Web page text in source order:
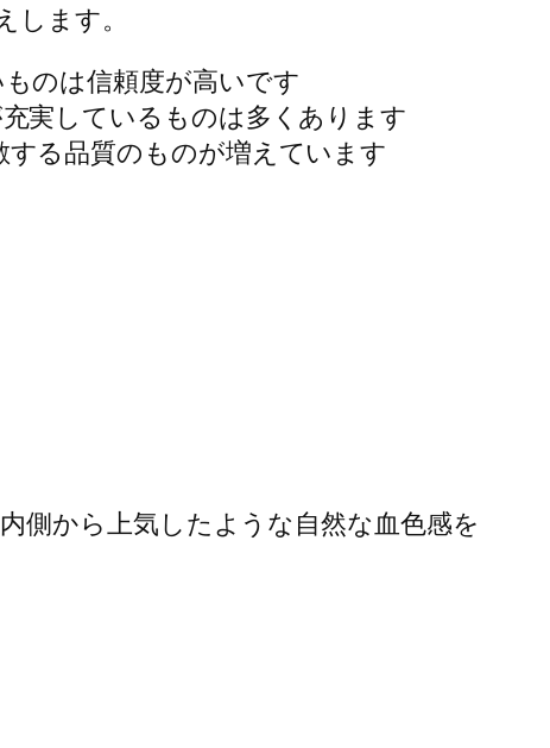
ます。
のは信頼度が高いです
実しているものは多くあります
る品質のものが増えています
側から上気したような自然な血色感を